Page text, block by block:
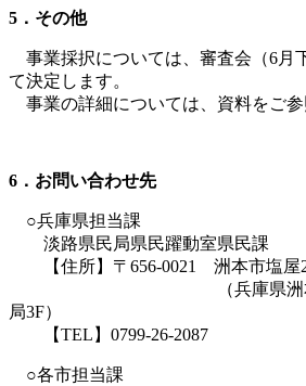
5 ．その他
事業採択については、審査会（6月
て決定します。
事業の詳細については、資料をご参
6 ．お問い合わせ先
○兵庫県担当課
淡路県民局県民躍動室県民課
【住所】〒656-0021 洲本市塩屋2
（兵庫県洲本総合
局3F）
【TEL】0799-26-2087
○各市担当課